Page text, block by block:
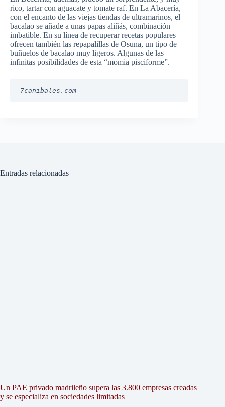
rico, tartar con aguacate y tomate raf. En La Abacería,
con el encanto de las viejas tiendas de ultramarinos, el
bacalao se añade a unas papas aliñás, combinación
imbatible. En su línea de recuperar recetas populares
ofrecen también las repapalillas de Osuna, un tipo de
buñuelos de bacalao muy ligeros. Algunas de las
infinitas posibilidades de esta “momia pisciforme”.
7canibales.com
Entradas relacionadas
Un PAE privado madrileño supera las 3.800 empresas creadas
y se especializa en sociedades limitadas